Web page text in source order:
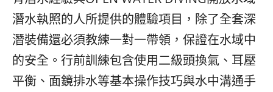
潛水執照的人所提供的體驗項目，除了全套深
潛裝備還必須教練一對一帶領，保證在水域中
的安全。行前訓練包含使用二級頭換氣、耳壓
平衡、面鏡排水等基本操作技巧與水中溝通手